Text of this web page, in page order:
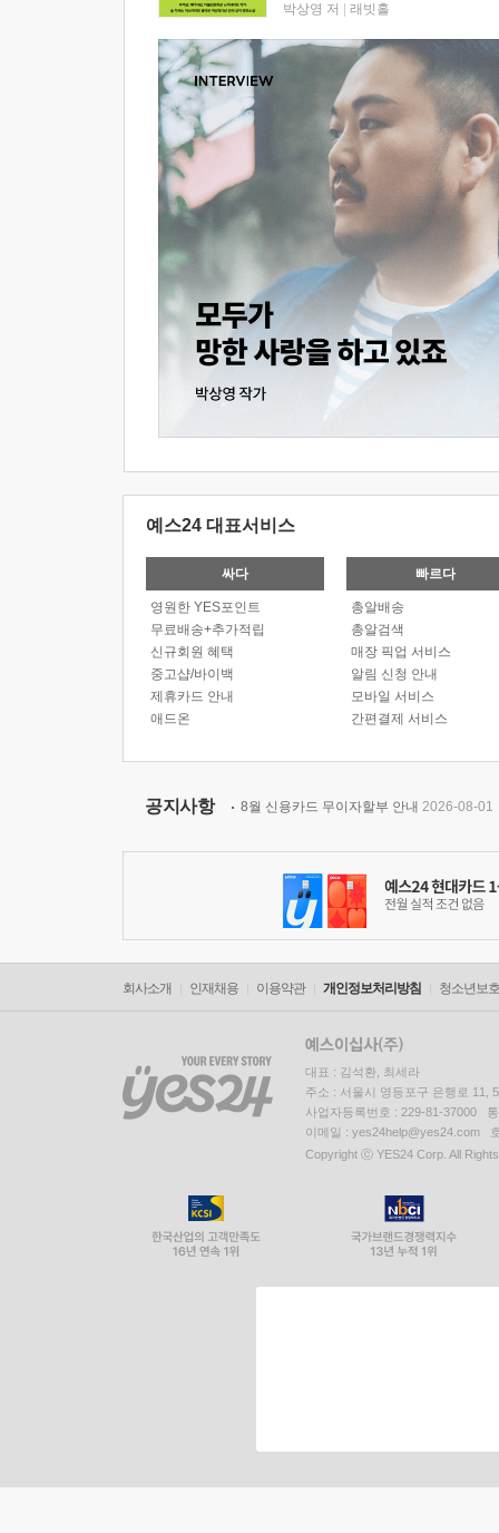
박상영 저 래빗홀
예스24 대표서비스
싸다
영원한 YES포인트
무료배송+추가적립
신규회원 혜택
중고샵/바이백
제휴카드 안내
애드온
빠르다
총알배송
총알검색
매장 픽업 서비스
알림 신청 안내
모바일 서비스
간편결제 서비스
공지사항 8월 신용카드 무이자할부 안내 2026-08-01
회사소개 인재채용 이용약관 개인정보처리방침 청소년보
대표 : 김석환, 최세라
주소 : 서울시 영등포구 은행로 11,
사업자등록번호 : 229-81-37000
이메일 : yes24help@yes24.com
Copyright ⓒ YES24 Corp. All